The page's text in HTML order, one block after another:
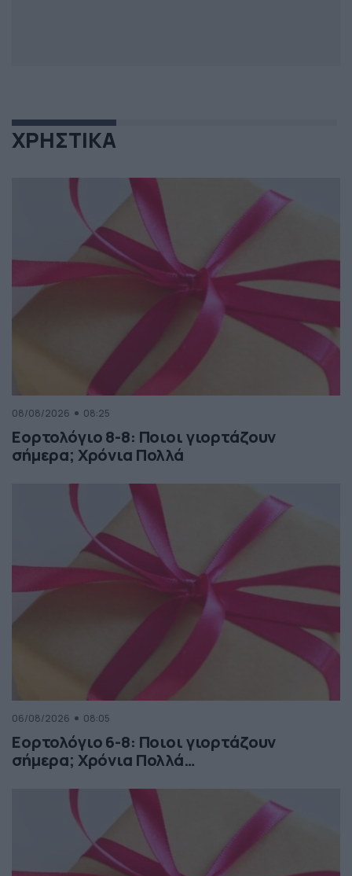
ΧΡΗΣΤΙΚΑ
08/08/2026 08:25
Εορτολόγιο 8-8: Ποιοι γιορτάζουν
σήμερα; Χρόνια Πολλά
06/08/2026 08:05
Εορτολόγιο 6-8: Ποιοι γιορτάζουν
σήμερα; Χρόνια Πολλά…